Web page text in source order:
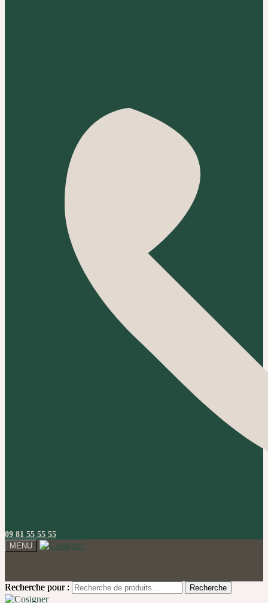
09 81 55 55 55
MENU
Recherche pour : Recherche
Recherche pour : Recherche